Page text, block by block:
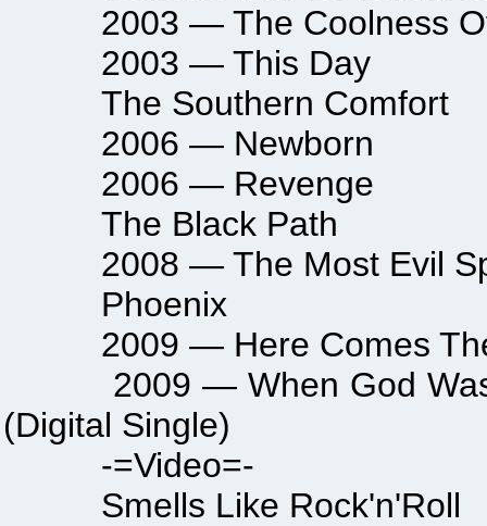
2003 — The Coolness Of
2003 — This Day
The Southern Comfort
2006 — Newborn
2006 — Revenge
The Black Path
2008 — The Most Evil
Phoenix
2009 — Here Comes
2009 — When God Was
(Digital Single)
-=Video=-
Smells Like Rock'n'Roll